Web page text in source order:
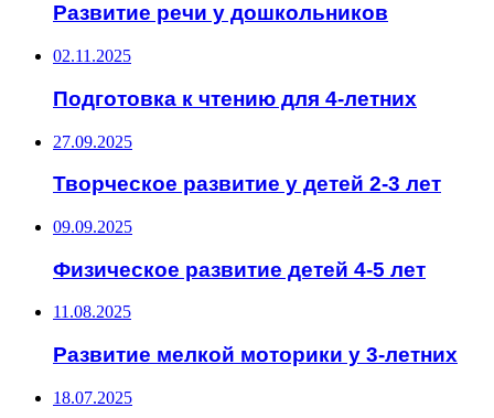
Развитие речи у дошкольников
02.11.2025
Подготовка к чтению для 4-летних
27.09.2025
Творческое развитие у детей 2-3 лет
09.09.2025
Физическое развитие детей 4-5 лет
11.08.2025
Развитие мелкой моторики у 3-летних
18.07.2025